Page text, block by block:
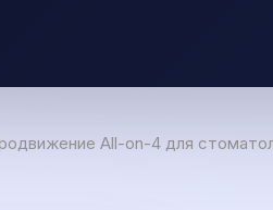
All-on-4 для